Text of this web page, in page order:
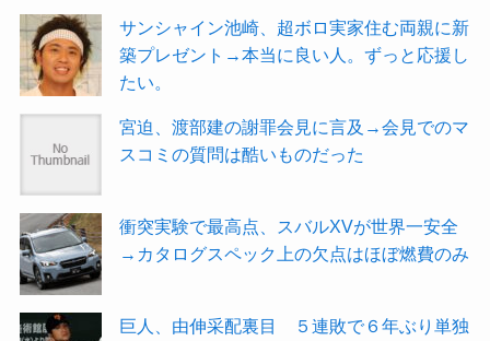
サンシャイン池崎、超ボロ実家住む両親に新
築プレゼント→本当に良い人。ずっと応援し
たい。
宮迫、渡部建の謝罪会見に言及→会見でのマ
スコミの質問は酷いものだった
衝突実験で最高点、スバルXVが世界一安全
→カタログスペック上の欠点はほぼ燃費のみ
巨人、由伸采配裏目 ５連敗で６年ぶり単独